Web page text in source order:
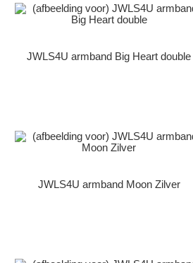
JWLS4U armband Big Heart double
JWLS4U armband Moon Zilver